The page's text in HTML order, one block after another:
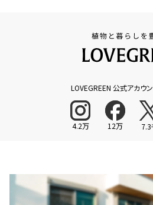
LOVEGREEN 公式アカウン
4.2万 12万 7.3